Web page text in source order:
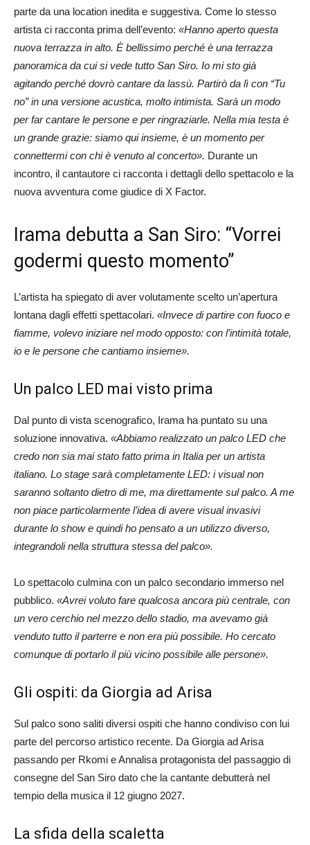
parte da una location inedita e suggestiva. Come lo stesso
artista ci racconta prima dell’evento: «Hanno aperto questa
nuova terrazza in alto. È bellissimo perché è una terrazza
panoramica da cui si vede tutto San Siro. Io mi sto già
agitando perché dovrò cantare da lassù. Partirò da lì con “Tu
no” in una versione acustica, molto intimista. Sarà un modo
per far cantare le persone e per ringraziarle. Nella mia testa è
un grande grazie: siamo qui insieme, è un momento per
connettermi con chi è venuto al concerto». Durante un
incontro, il cantautore ci racconta i dettagli dello spettacolo e la
nuova avventura come giudice di X Factor.
Irama debutta a San Siro: “Vorrei
godermi questo momento”
L’artista ha spiegato di aver volutamente scelto un’apertura
lontana dagli effetti spettacolari. «Invece di partire con fuoco e
fiamme, volevo iniziare nel modo opposto: con l’intimità totale,
io e le persone che cantiamo insieme».
Un palco LED mai visto prima
Dal punto di vista scenografico, Irama ha puntato su una
soluzione innovativa. «Abbiamo realizzato un palco LED che
credo non sia mai stato fatto prima in Italia per un artista
italiano. Lo stage sarà completamente LED: i visual non
saranno soltanto dietro di me, ma direttamente sul palco. A me
non piace particolarmente l’idea di avere visual invasivi
durante lo show e quindi ho pensato a un utilizzo diverso,
integrandoli nella struttura stessa del palco».
Lo spettacolo culmina con un palco secondario immerso nel
pubblico. «Avrei voluto fare qualcosa ancora più centrale, con
un vero cerchio nel mezzo dello stadio, ma avevamo già
venduto tutto il parterre e non era più possibile. Ho cercato
comunque di portarlo il più vicino possibile alle persone».
Gli ospiti: da Giorgia ad Arisa
Sul palco sono saliti diversi ospiti che hanno condiviso con lui
parte del percorso artistico recente. Da Giorgia ad Arisa
passando per Rkomi e Annalisa protagonista del passaggio di
consegne del San Siro dato che la cantante debutterà nel
tempio della musica il 12 giugno 2027.
La sfida della scaletta